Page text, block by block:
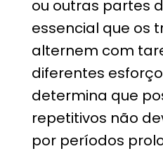
ou outras partes
essencial que os
alternem com
diferentes
determina que
repetitivos não
por períodos